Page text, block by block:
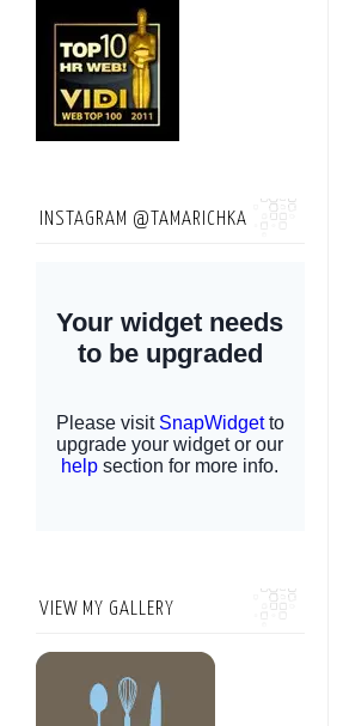
INSTAGRAM @TAMARICHKA
VIEW MY GALLERY